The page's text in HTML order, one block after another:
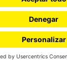
(ISSN